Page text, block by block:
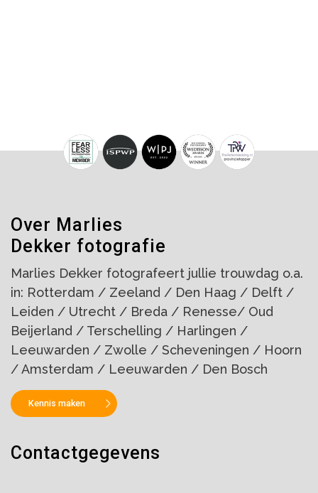
Over Marlies
Dekker fotografie
Marlies Dekker fotografeert jullie trouwdag o.a.
in: Rotterdam / Zeeland / Den Haag / Delft /
Leiden / Utrecht / Breda / Renesse/ Oud
Beijerland / Terschelling / Harlingen /
Leeuwarden / Zwolle / Scheveningen / Hoorn
/ Amsterdam / Leeuwarden / Den Bosch
Kennis maken
Contactgegevens